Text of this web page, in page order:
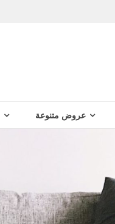
عروض متنوعة